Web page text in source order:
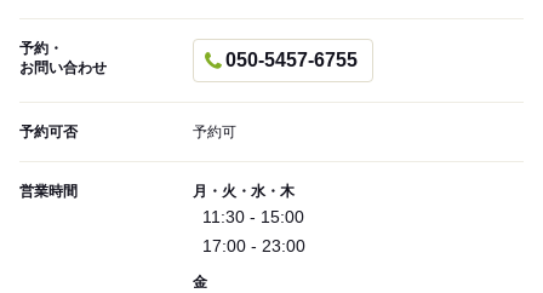
予約・
お問い合わせ
050-5457-6755
予約可否 予約可
営業時間 月・火・水・木
11:30 - 15:00
17:00 - 23:00
金